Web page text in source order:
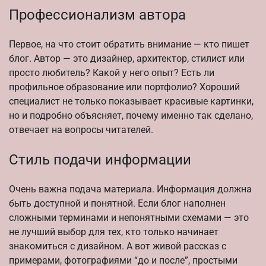
Профессионализм автора
Первое, на что стоит обратить внимание — кто пишет
блог. Автор — это дизайнер, архитектор, стилист или
просто любитель? Какой у него опыт? Есть ли
профильное образование или портфолио? Хороший
специалист не только показывает красивые картинки,
но и подробно объясняет, почему именно так сделано,
отвечает на вопросы читателей.
Стиль подачи информации
Очень важна подача материала. Информация должна
быть доступной и понятной. Если блог наполнен
сложными терминами и непонятными схемами — это
не лучший выбор для тех, кто только начинает
знакомиться с дизайном. А вот живой рассказ с
примерами, фотографиями “до и после”, простыми